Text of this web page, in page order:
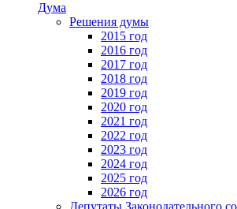
Дума
Решения думы
2015 год
2016 год
2017 год
2018 год
2019 год
2020 год
2021 год
2022 год
2023 год
2024 год
2025 год
2026 год
Депутаты Законодательного